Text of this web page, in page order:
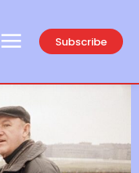
Subscribe